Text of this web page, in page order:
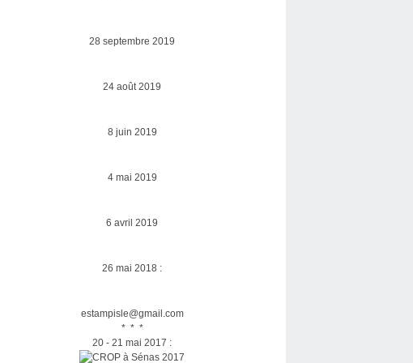
28 septembre 2019
24 août 2019
8 juin 2019
4 mai 2019
6 avril 2019
26 mai 2018 :
estampisle@gmail.com
* * *
20 - 21 mai 2017 :